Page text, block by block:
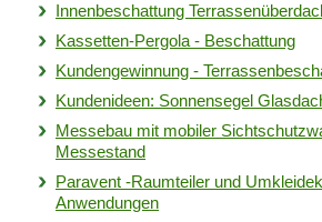
Innenbeschattung
Kassetten-Pergola - Beschattung
Kundengewinnung -
Kundenideen: Sonnensegel
Messebau mit mobiler
Messestand
Paravent -Raumteiler und
Anwendungen